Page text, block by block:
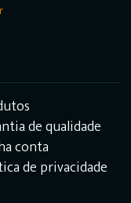
de qualidade
conta
de privacidade